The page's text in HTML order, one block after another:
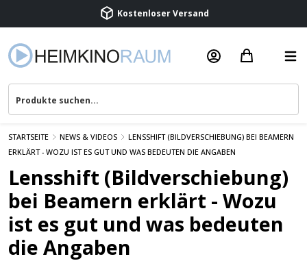
Kostenloser Versand
Beratung & Service
STARTSEITE NEWS & VIDEOS
LENSSHIFT (BILDVERSCHIEBUNG) BEI BEAMERN
ERKLÄRT - WOZU IST ES GUT UND WAS BEDEUTEN DIE ANGABEN
Lensshift (Bildverschiebung)
bei Beamern erklärt - Wozu
ist es gut und was bedeuten
die Angaben